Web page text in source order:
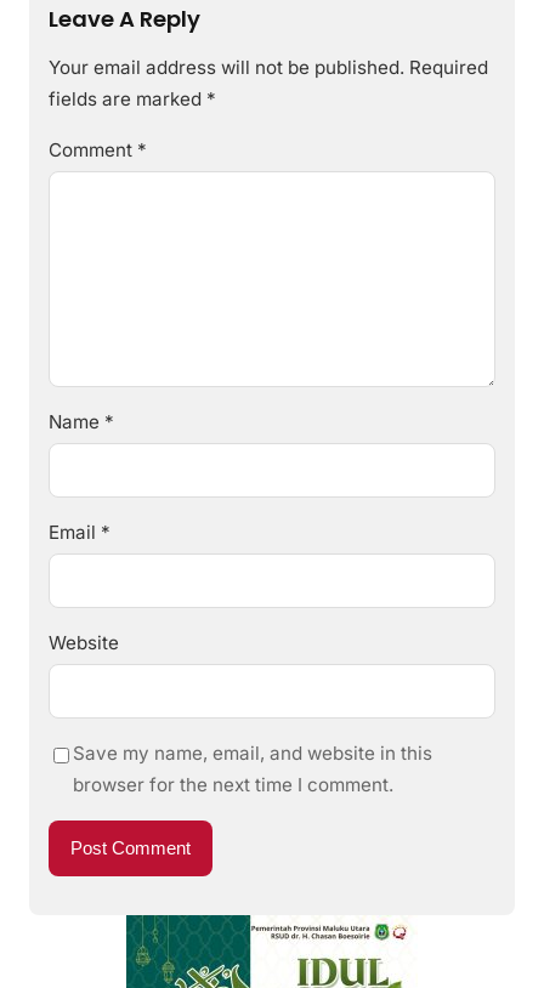
Leave A Reply
Your email address will not be published. Required
fields are marked *
Comment *
Name *
Email *
Website
Save my name, email, and website in this
browser for the next time I comment.